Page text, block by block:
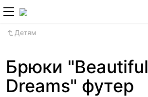
Детям
Брюки "Beautiful
Dreams" футер